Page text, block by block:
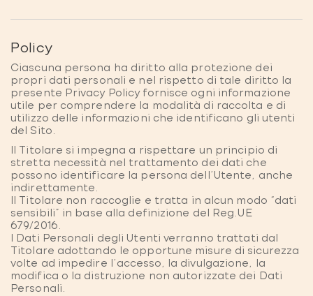
Policy
Ciascuna persona ha diritto alla protezione dei
propri dati personali e nel rispetto di tale diritto la
presente Privacy Policy fornisce ogni informazione
utile per comprendere la modalità di raccolta e di
utilizzo delle informazioni che identificano gli utenti
del Sito.
Il Titolare si impegna a rispettare un principio di
stretta necessità nel trattamento dei dati che
possono identificare la persona dell’Utente, anche
indirettamente.
Il Titolare non raccoglie e tratta in alcun modo “dati
sensibili” in base alla definizione del Reg.UE
679/2016.
I Dati Personali degli Utenti verranno trattati dal
Titolare adottando le opportune misure di sicurezza
volte ad impedire l’accesso, la divulgazione, la
modifica o la distruzione non autorizzate dei Dati
Personali.